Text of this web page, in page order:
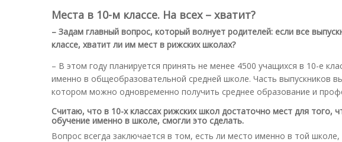
Места в 10-м классе. На всех – хватит?
– Задам главный вопрос, который волнует родителей: если все
классе, хватит ли им мест в рижских школах?
– В этом году планируется принять не менее 4500 учащихся в 10-е
именно в общеобразовательной средней школе. Часть выпускников
котором можно одновременно получить среднее образование и
Считаю, что в 10-х классах рижских школ достаточно мест для того,
обучение именно в школе, смогли это сделать.
Вопрос всегда заключается в том, есть ли место именно в той